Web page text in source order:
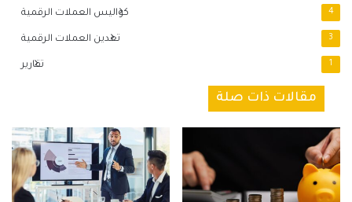
كواليس العملات الرقمية 4
تعدين العملات الرقمية 3
تقارير 1
مقالات ذات صلة